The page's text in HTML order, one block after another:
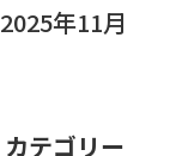
2025年11月
カテゴリー